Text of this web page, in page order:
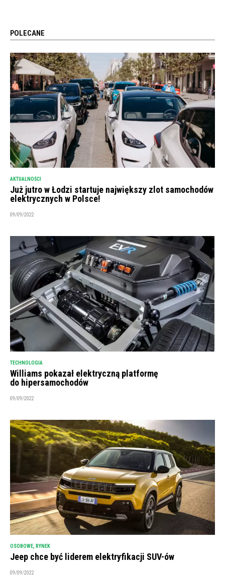
POLECANE
AKTUALNOŚCI
Już jutro w Łodzi startuje największy zlot samochodów
elektrycznych w Polsce!
09/09/2022
TECHNOLOGIA
Williams pokazał elektryczną platformę
do hipersamochodów
09/09/2022
OSOBOWE, RYNEK
Jeep chce być liderem elektryfikacji SUV-ów
09/09/2022